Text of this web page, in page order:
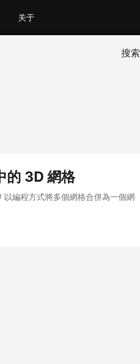
关于
搜索
的 3D 網格
編程方式將多個網格合併為一個網